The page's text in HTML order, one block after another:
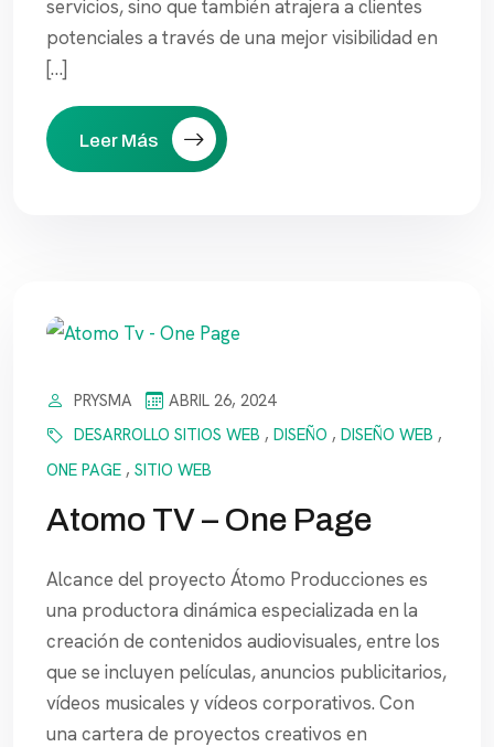
servicios, sino que también atrajera a clientes
potenciales a través de una mejor visibilidad en
[…]
Leer Más
PRYSMA
ABRIL 26, 2024
DESARROLLO SITIOS WEB , DISEÑO , DISEÑO WEB ,
ONE PAGE , SITIO WEB
Atomo TV – One Page
Alcance del proyecto Átomo Producciones es
una productora dinámica especializada en la
creación de contenidos audiovisuales, entre los
que se incluyen películas, anuncios publicitarios,
vídeos musicales y vídeos corporativos. Con
una cartera de proyectos creativos en